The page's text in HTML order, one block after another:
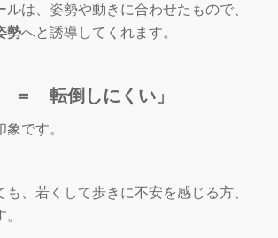
ルは、姿勢や動きに合わせたもので、
勢へと誘導してくれます。
＝ 転倒しにくい」
です。
も、若くして歩きに不安を感じる方、